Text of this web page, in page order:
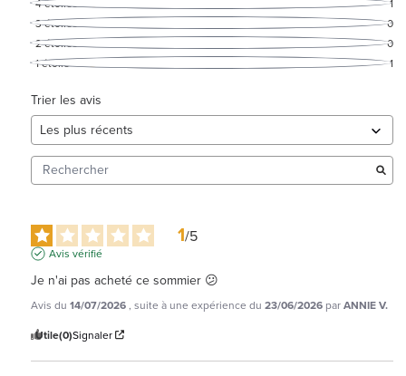
4étoiles
1
3étoiles
0
2étoiles
0
1étoile 1
Trier les avis
1/5
Avis vérifié
Je n'ai pas acheté ce sommier 😕
Avis du 14/07/2026, suite à une expérience du 23/06/2026 parANNIE V.
Utile(0)Signaler